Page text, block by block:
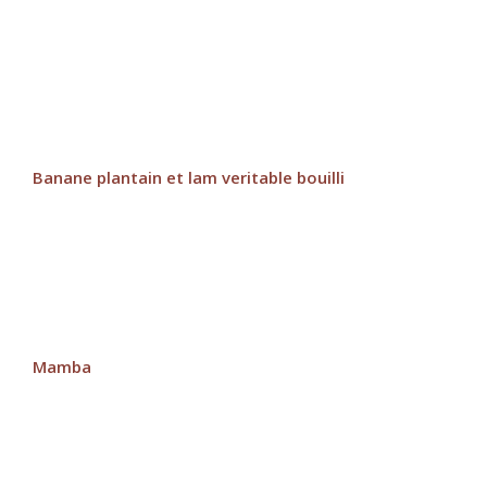
Banane plantain et lam veritable bouilli
Mamba